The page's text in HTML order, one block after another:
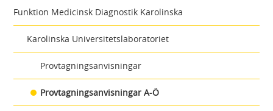
Funktion Medicinsk Diagnostik Karolinska
Karolinska Universitetslaboratoriet
Provtagningsanvisningar
Provtagningsanvisningar A-Ö